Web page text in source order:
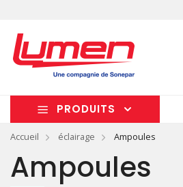
PRODUITS
Accueil éclairage Ampoules
Ampoules